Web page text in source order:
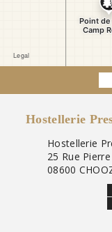
Hostellerie
Hostellerie
25 Rue
08600